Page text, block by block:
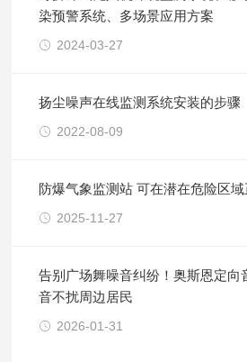
染预警系统、多场景应用方案
2024-03-27
扬尘噪声在线监测系统安装的步骤
2022-08-09
防爆气象监测站 可在潜在危险区
2025-11-27
告别广场舞噪音纠纷！奥斯恩定向
音不扰周边居民
2026-01-31